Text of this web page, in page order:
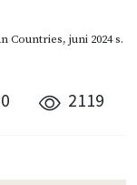
Countries, juni 2024s.
2119